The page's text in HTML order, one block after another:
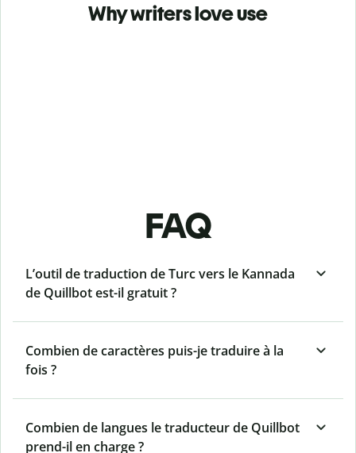
Why writers love use
FAQ
L’outil de traduction de Turc vers le Kannada
de Quillbot est-il gratuit ?
Combien de caractères puis-je traduire à la
fois ?
Combien de langues le traducteur de Quillbot
prend-il en charge ?